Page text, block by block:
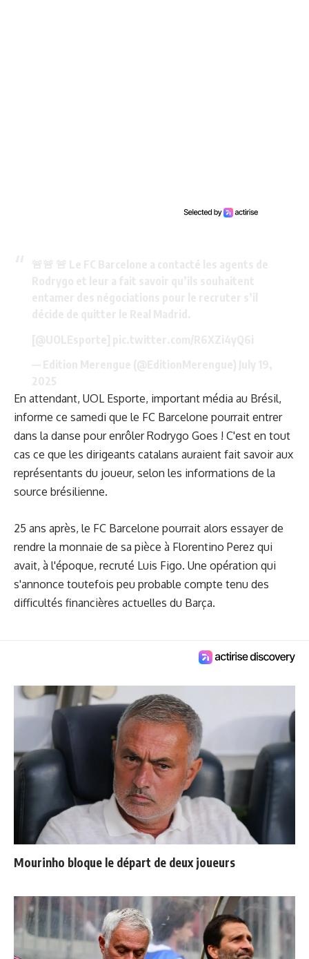
En attendant, UOL Esporte, important média au Brésil,
informe ce samedi que le FC Barcelone pourrait entrer
dans la danse pour enrôler Rodrygo Goes ! C'est en tout
cas ce que les dirigeants catalans auraient fait savoir aux
représentants du joueur, selon les informations de la
source brésilienne.
25 ans après, le FC Barcelone pourrait alors essayer de
rendre la monnaie de sa pièce à Florentino Perez qui
avait, à l'époque, recruté Luis Figo. Une opération qui
s'annonce toutefois peu probable compte tenu des
difficultés financières actuelles du Barça.
Mourinho bloque le départ de deux joueurs